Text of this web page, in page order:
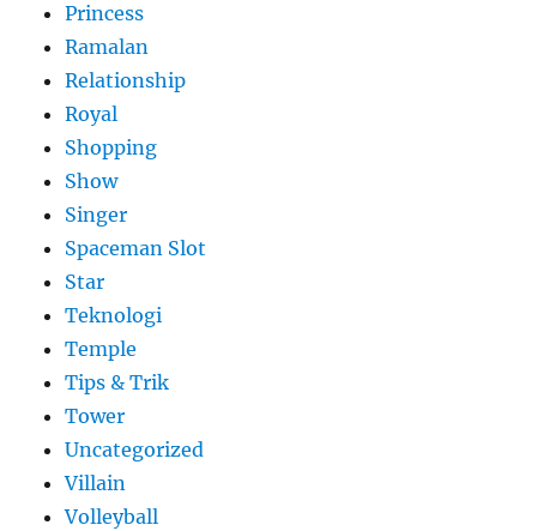
Princess
Ramalan
Relationship
Royal
Shopping
Show
Singer
Spaceman Slot
Star
Teknologi
Temple
Tips & Trik
Tower
Uncategorized
Villain
Volleyball